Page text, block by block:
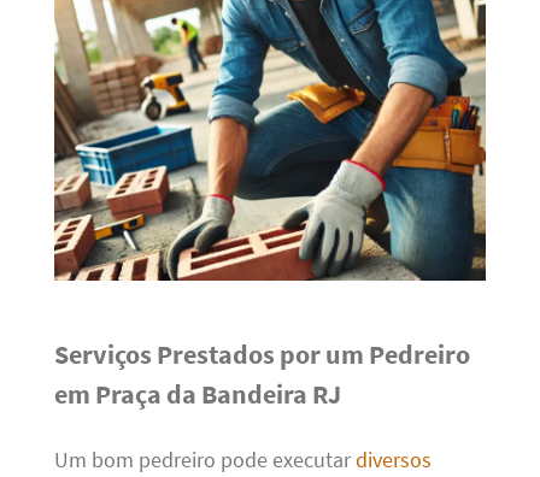
Serviços Prestados por um Pedreiro
em Praça da Bandeira RJ
Um bom pedreiro pode executardiversos